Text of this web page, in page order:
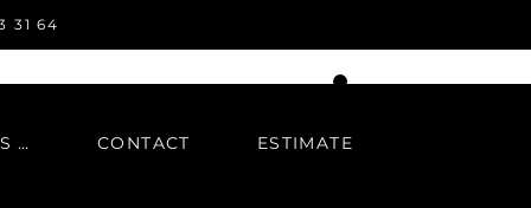
31 64
IN REGARDS TO CONTACT ESTIMATE